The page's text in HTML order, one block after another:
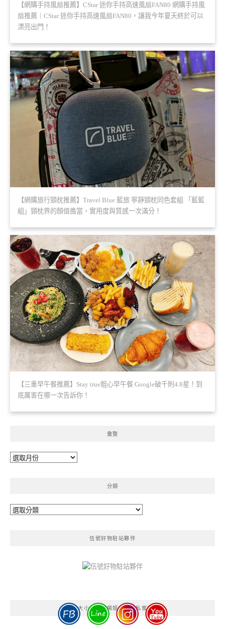
【網購手持風扇推薦】CStar 迷你手持高速風扇FAN80 網購手持風
扇推薦｜CStar 迷你手持高速風扇FAN80，讓我今年夏天終於可以
漂亮出門！
【網購旅行頸枕推薦】Travel Blue 藍旅 寧靜頸枕同色套組 「藍藍
組」頸枕界的顏值擔當，實用度與質感一次滿分！
【三重早午餐推薦】Stay true粗心早午餐 Google破千則4.8星！到
底厲害在哪一次告訴你！
彙整
彙
分類
分
伍號好物駐站夥伴
貝大小姐與瑞餚姐の囂脂私蜜話